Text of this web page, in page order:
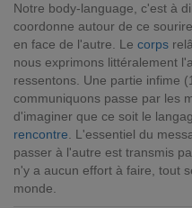
Notre body-language, c'est à
coordonne autour de ce
en face de l'autre. Le corps
nous exprimons littéralement
ressentons. Une partie infime
communiquons passe par les
d'imaginer que ce soit le
rencontre . L'essentiel du
passer à l'autre est transmis
n'y a aucun effort à faire, tout
monde.